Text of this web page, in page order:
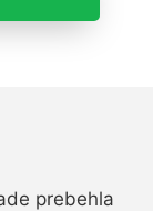
prebehla